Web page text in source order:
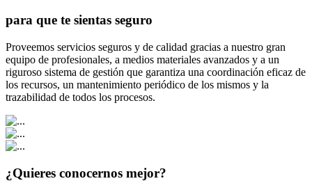
para que te sientas seguro
Proveemos servicios seguros y de calidad gracias a nuestro gran
equipo de profesionales, a medios materiales avanzados y a un
riguroso sistema de gestión que garantiza una coordinación eficaz de
los recursos, un mantenimiento periódico de los mismos y la
trazabilidad de todos los procesos.
¿Quieres conocernos mejor?